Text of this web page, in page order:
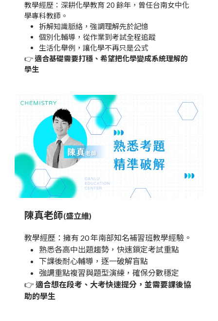
教學經歷：深耕化學教育 20 餘年，曾任台南女中化
學專科教師。
拆解知識脈絡，強調理解先於記憶
個別化輔導，從作業到考試全程追蹤
生活化舉例，讓化學不再只是公式
👉適合基礎需要打穩、希望把化學變成系統理解的
學生
陳真老師(盛立維)
教學經歷：擁有 20 年南部知名補習班教學經驗。
熟悉各高中出題趨勢，快速鎖定考試重點
下課後耐心輔導，逐一破解盲點
強調重點複習與題型演練，確保分數穩定
👉 適合想在段考、大考快速提分，並需要課後協
助的學生